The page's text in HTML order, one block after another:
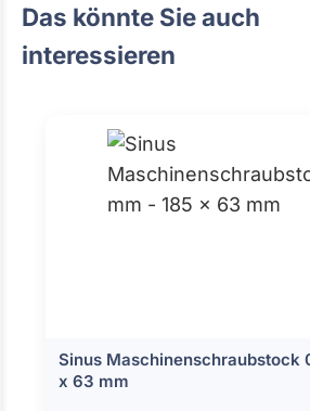
Das könnte Sie auch
interessieren
Sinus Maschinenschraubstock
x 63 mm